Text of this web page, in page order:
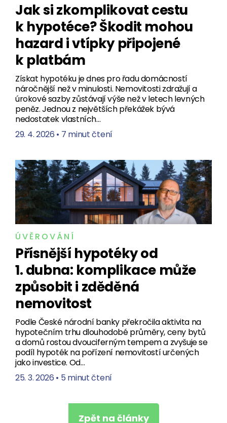
Jak si zkomplikovat cestu
k hypotéce? Škodit mohou
hazard i vtípky připojené
k platbám
Získat hypotéku je dnes pro řadu domácností
náročnější než v minulosti. Nemovitosti zdražují a
úrokové sazby zůstávají výše než v letech levných
peněz. Jednou z největších překážek bývá
nedostatek vlastních…
29. 4. 2026 • 7 minut čtení
ÚVĚROVÁNÍ
Přísnější hypotéky od
1. dubna: komplikace může
způsobit i zděděná
nemovitost
Podle České národní banky překročila aktivita na
hypotečním trhu dlouhodobé průměry, ceny bytů
a domů rostou dvouciferným tempem a zvyšuje se
podíl hypoték na pořízení nemovitostí určených
jako investice. Od…
25. 3. 2026 • 5 minut čtení
Zpět na články